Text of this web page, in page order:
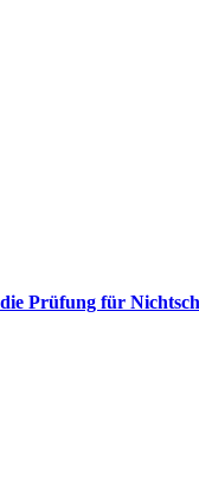
Prüfung für